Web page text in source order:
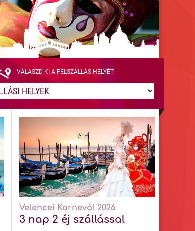
VÁLASZD KI A FELSZÁLLÁS HELYÉT
Velencei Karnevál 2026
3 nap 2 éj szállással